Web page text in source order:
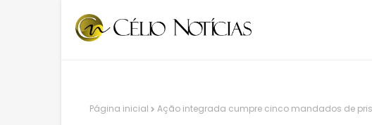
Página inicial Ação integrada cumpre cinco mandados de